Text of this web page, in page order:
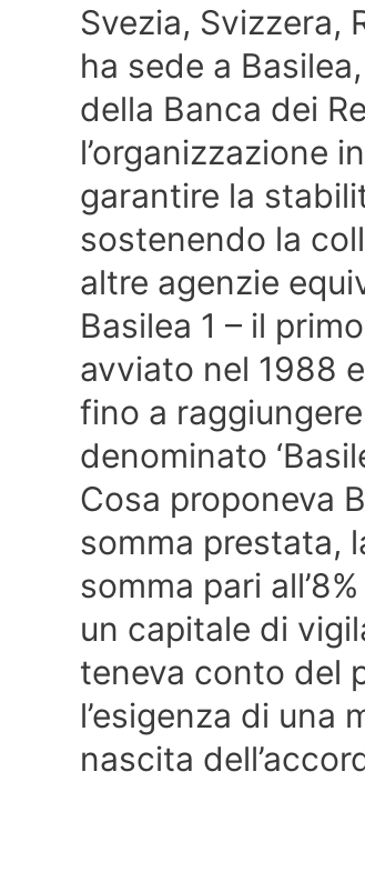
Svezia, Svizzera,
ha sede a
della Banca dei
l’organizzazione
garantire la
sostenendo la
altre agenzie
Basilea 1 – il
avviato nel 1988
fino a
denominato
Cosa proponeva
somma prestata,
somma pari
un capitale di
teneva conto del
l’esigenza di una
nascita